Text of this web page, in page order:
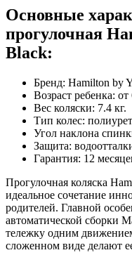
Основные
прогулочная
Black:
Бренд: Hamilton by
Возраст ребенка: от
Вес коляски: 7.4 кг.
Тип колес:
Угол наклона
Защита:
Гарантия: 12
Прогулочная коляска
идеальное сочетание
родителей. Главной
автоматической сборки
тележку одним
сложенном виде делают